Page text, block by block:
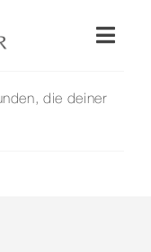
die deiner